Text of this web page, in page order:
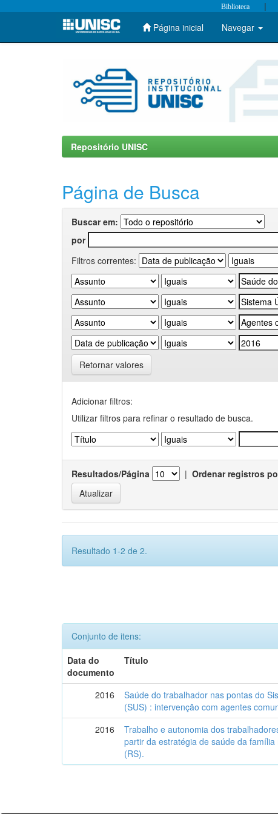
Skip
Biblioteca |
Página inicial Navegar
Repositório UNISC
Página de Busca
Buscar em:
por
Filtros correntes:
Retornar valores
Adicionar filtros:
Utilizar filtros para refinar o resultado de busca.
Resultados/Página | Ordenar registros
Resultado 1-2 de 2.
Conjunto de itens:
Data do
documento
Título
2016
Saúde do trabalhador nas pontas do
(SUS) : intervenção com agentes
2016
Trabalho e autonomia dos
partir da estratégia de saúde da
(RS).